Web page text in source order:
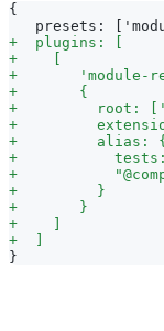
{
presets:
+
  plugins: [
+
+
'module-
+
       {
+
root:
+
+
         alias: {
+
+
+
         }
+
       }
+
+
}